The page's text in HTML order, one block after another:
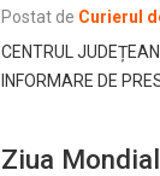
Postat de Curierul
CENTRUL
INFORMARE DE
Ziua